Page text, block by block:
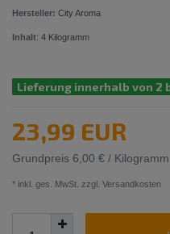
Hersteller: City Aroma
Inhalt: 4 Kilogramm
Lieferung innerhalb von 2
23,99 EUR
Grundpreis 6,00 € / Kilogramm
* inkl. ges. MwSt. zzgl. Versandkosten